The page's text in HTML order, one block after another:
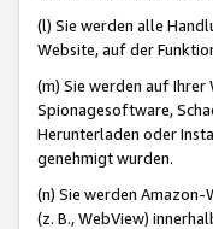
(l) Sie werden alle
Website, auf der
(m) Sie werden auf
Spionagesoftware,
Herunterladen oder
genehmigt wurden.
(n) Sie werden
(z. B., WebView)